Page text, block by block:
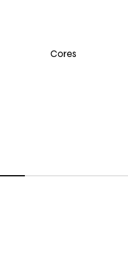
Cores